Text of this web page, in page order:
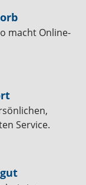
macht Online-
Service.